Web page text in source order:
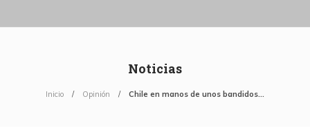
Noticias
Inicio Opinión Chile en manos de unos bandidos…